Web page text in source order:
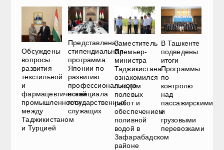
Обсуждены
вопросы
развития
текстильной
и
фармацевтической
промышленности
между
Таджикистаном
и Турцией
Представлена
стипендиальная
программа
Японии по
развитию
профессионального
потенциала
государственных
служащих
Заместитель
Премьер-
министра
Таджикистана
ознакомился
с ходом
полевых
работ и
обеспечением
поливной
водой в
Зафарабадском
районе
В Ташкенте
подведены
итоги
Программы
по
контролю
над
пассажирскими
и
грузовыми
перевозками